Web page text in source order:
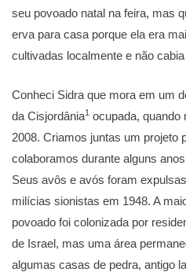
seu povoado natal na feira, mas
erva para casa porque ela era
cultivadas localmente e não
Conheci Sidra que mora em um
da Cisjordânia1 ocupada, quando
2008. Criamos juntas um projeto
colaboramos durante alguns
Seus avôs e avós foram
milícias sionistas em 1948. A
povoado foi colonizada por
de Israel, mas uma área
algumas casas de pedra, antigo